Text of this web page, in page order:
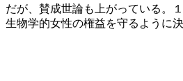
だが、賛成世論も上がっている。
生物学的女性の権益を守るように